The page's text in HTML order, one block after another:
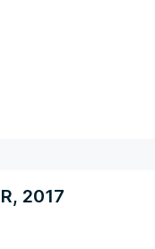
2017